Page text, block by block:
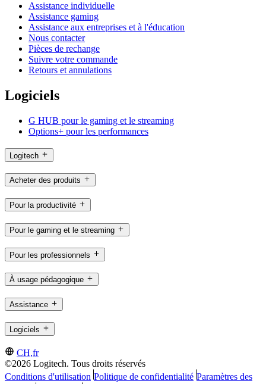
Assistance individuelle
Assistance gaming
Assistance aux entreprises et à l'éducation
Nous contacter
Pièces de rechange
Suivre votre commande
Retours et annulations
Logiciels
G HUB pour le gaming et le streaming
Options+ pour les performances
Logitech
Acheter des produits
Pour la productivité
Pour le gaming et le streaming
Pour les professionnels
À usage pédagogique
Assistance
Logiciels
CH,fr
©2026 Logitech. Tous droits réservés
Conditions d'utilisation Politique de confidentialité Paramètres des